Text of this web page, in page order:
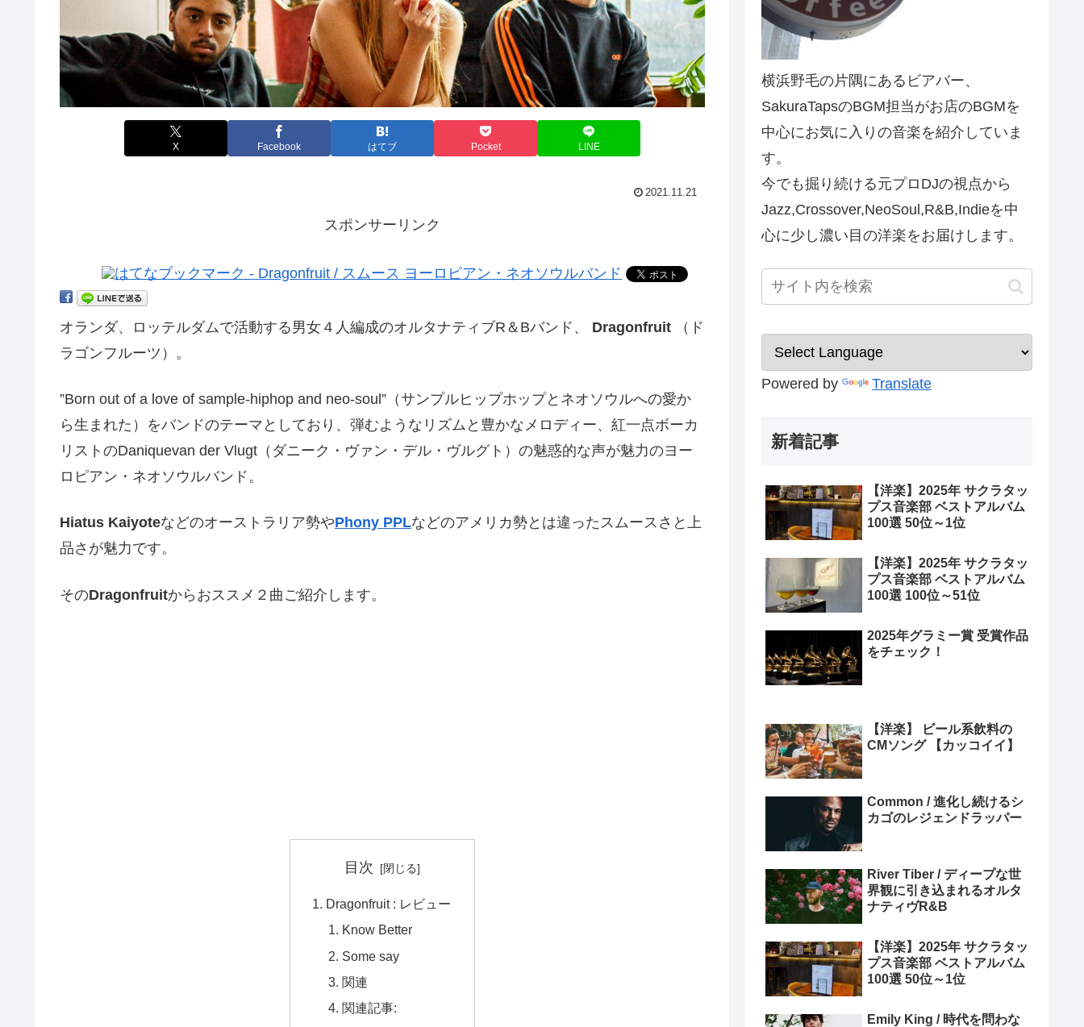
X Facebook はてブ Pocket LINE
2021.11.21
スポンサーリンク
オランダ、ロッテルダムで活動する男女４人編成のオルタナティブR＆Bバンド、 Dragonfruit （ド
ラゴンフルーツ）。
”Born out of a love of sample-hiphop and neo-soul”（サンプルヒップホップとネオソウルへの愛か
ら生まれた）をバンドのテーマとしており、弾むようなリズムと豊かなメロディー、紅一点ボーカ
リストのDaniquevan der Vlugt（ダニーク・ヴァン・デル・ヴルグト）の魅惑的な声が魅力のヨー
ロピアン・ネオソウルバンド。
Hiatus Kaiyoteなどのオーストラリア勢やPhony PPLなどのアメリカ勢とは違ったスムースさと上
品さが魅力です。
そのDragonfruitからおススメ２曲ご紹介します。
目次
Dragonfruit : レビュー
Know Better
Some say
関連
関連記事:
横浜野毛の片隅にあるビアバー、
SakuraTapsのBGM担当がお店のBGMを
中心にお気に入りの音楽を紹介していま
す。
今でも掘り続ける元プロDJの視点から
Jazz,Crossover,NeoSoul,R&B,Indieを中
心に少し濃い目の洋楽をお届けします。
Powered by Translate
新着記事
【洋楽】2025年 サクラタッ
プス音楽部 ベストアルバム
100選 50位～1位
【洋楽】2025年 サクラタッ
プス音楽部 ベストアルバム
100選 100位～51位
2025年グラミー賞 受賞作品
をチェック！
【洋楽】 ビール系飲料の
CMソング 【カッコイイ】
Common / 進化し続けるシ
カゴのレジェンドラッパー
River Tiber / ディープな世
界観に引き込まれるオルタ
ナティヴR&B
【洋楽】2025年 サクラタッ
プス音楽部 ベストアルバム
100選 50位～1位
Emily King / 時代を問わな